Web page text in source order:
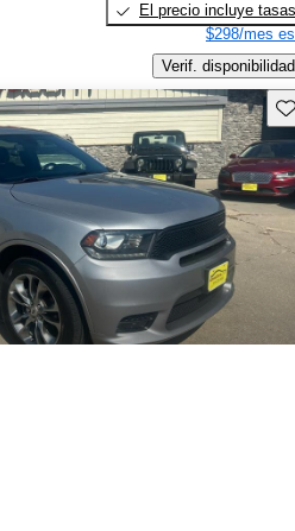
El precio incluye tasas
$298/mes
Verif. disponibilidad